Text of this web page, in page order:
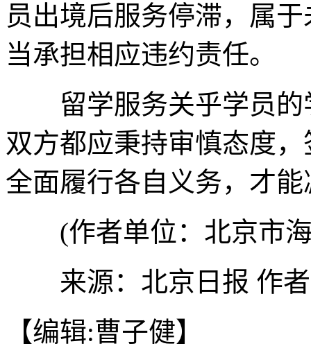
员出境后服务停滞，属
当承担相应违约责任。
留学服务关乎学员的
双方都应秉持审慎态度
全面履行各自义务，才
(作者单位：北京市海
来源：北京日报 作者
【编辑:曹子健】